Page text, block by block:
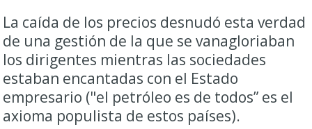
La caída de los precios desnudó esta verdad
de una gestión de la que se vanagloriaban
los dirigentes mientras las sociedades
estaban encantadas con el Estado
empresario ("el petróleo es de todos” es el
axioma populista de estos países).